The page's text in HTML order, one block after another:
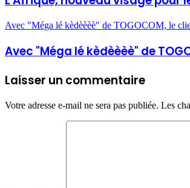
Avec "Méga lé kèdèèèè" de TOGOCOM, le
Avec "Méga lé kèdèèèè" de
Laisser un commentaire
Votre adresse e-mail ne sera pas publiée. Les